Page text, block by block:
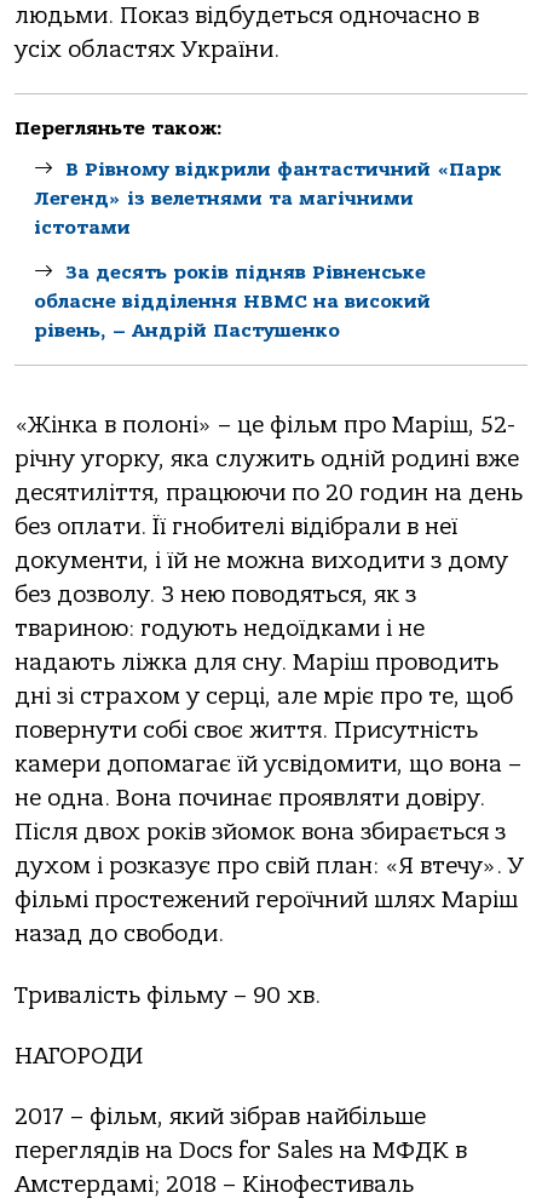
людьми. Показ відбудеться одночасно в
усіх областях України.
Перегляньте також:
В Рівному відкрили фантастичний «Парк
Легенд» із велетнями та магічними
істотами
За десять років підняв Рівненське
обласне відділення НВМС на високий
рівень, – Андрій Пастушенко
«Жінка в полоні» – це фільм про Маріш, 52-
річну угорку, яка служить одній родині вже
десятиліття, працюючи по 20 годин на день
без оплати. Її гнобителі відібрали в неї
документи, і їй не можна виходити з дому
без дозволу. З нею поводяться, як з
твариною: годують недоїдками і не
надають ліжка для сну. Маріш проводить
дні зі страхом у серці, але мріє про те, щоб
повернути собі своє життя. Присутність
камери допомагає їй усвідомити, що вона –
не одна. Вона починає проявляти довіру.
Після двох років зйомок вона збирається з
духом і розказує про свій план: «Я втечу». У
фільмі простежений героїчний шлях Маріш
назад до свободи.
Тривалість фільму – 90 хв.
НАГОРОДИ
2017 – фільм, який зібрав найбільше
переглядів на Docs for Sales на МФДК в
Амстердамі; 2018 – Кінофестиваль